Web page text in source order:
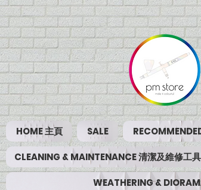
HOME 主頁 SALE
CLEANING & MAINTENANCE 清潔及維修工具
WEATHERING &